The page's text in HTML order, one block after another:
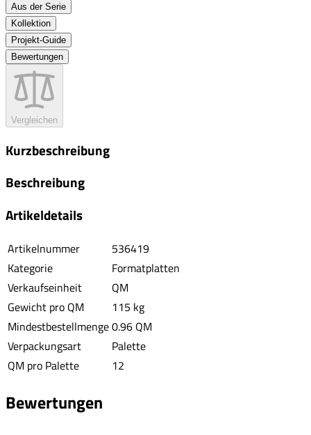
Aus der Serie
Kollektion
Projekt-Guide
Bewertungen
Vergleichen
Kurzbeschreibung
Beschreibung
Artikeldetails
Artikelnummer
536419
Kategorie
Formatplatten
Verkaufseinheit
QM
Gewicht pro QM
115 kg
Mindestbestellmenge0.96 QM
Verpackungsart
Palette
QM pro Palette
12
Bewertungen